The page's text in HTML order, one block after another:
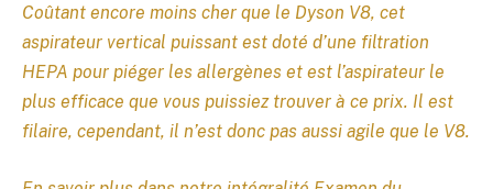
Coûtant encore moins cher que le Dyson V8, cet
aspirateur vertical puissant est doté d’une filtration
HEPA pour piéger les allergènes et est l’aspirateur le
plus efficace que vous puissiez trouver à ce prix. Il est
filaire, cependant, il n’est donc pas aussi agile que le V8.